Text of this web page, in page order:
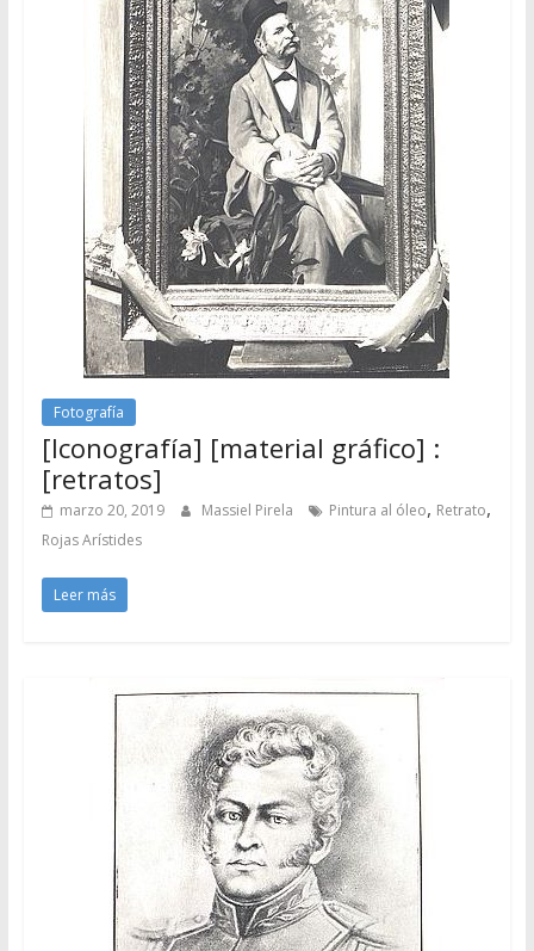
Fotografía
[Iconografía] [material gráfico] :
[retratos]
marzo 20, 2019 Massiel Pirela Pintura al óleo, Retrato,
Rojas Arístides
Leer más